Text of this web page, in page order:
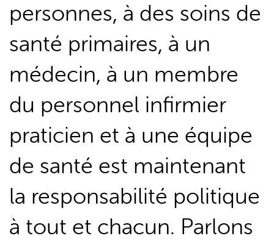
personnes, à des soins de
santé primaires, à un
médecin, à un membre
du personnel infirmier
praticien et à une équipe
de santé est maintenant
la responsabilité politique
à tout et chacun. Parlons